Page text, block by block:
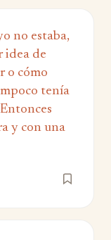
no estaba,
idea de
o cómo
tenía
y con una